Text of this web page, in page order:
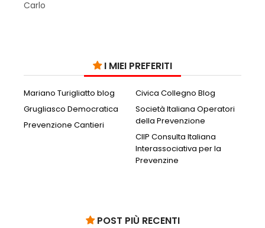
Carlo
I MIEI PREFERITI
Mariano Turigliatto blog
Civica Collegno Blog
Grugliasco Democratica
Società Italiana Operatori
della Prevenzione
Prevenzione Cantieri
CIIP Consulta Italiana
Interassociativa per la
Prevenzine
POST PIÙ RECENTI